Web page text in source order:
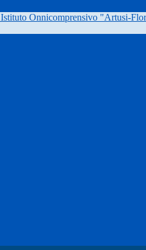
Istituto Onnicomprensivo "Artusi-